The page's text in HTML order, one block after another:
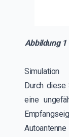
Abbildung 1
Simulation
Durch
eine